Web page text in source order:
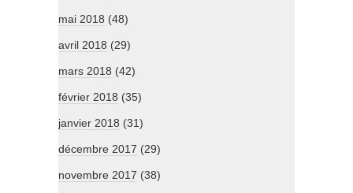
mai 2018 (48)
avril 2018 (29)
mars 2018 (42)
février 2018 (35)
janvier 2018 (31)
décembre 2017 (29)
novembre 2017 (38)